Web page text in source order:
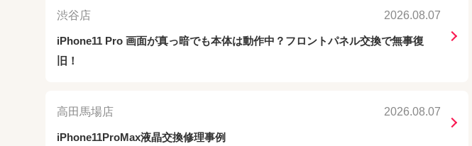
渋谷店 2026.08.07
iPhone11 Pro 画面が真っ暗でも本体は動作中？フロントパネル交換で無事復
旧！
高田馬場店 2026.08.07
iPhone11ProMax液晶交換修理事例